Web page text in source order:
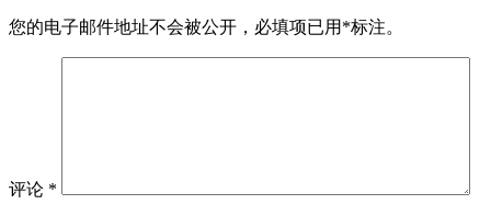
您的电子邮件地址不会被公开， 必填项已用 *标注。
评论 *